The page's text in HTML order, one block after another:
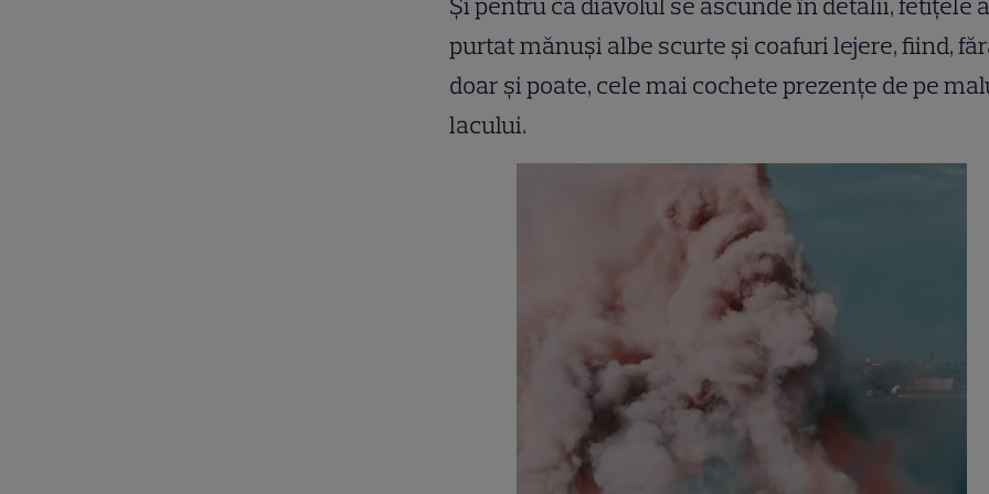
Și pentru că diavolul se ascunde în detalii, fetițele
purtat mănuși albe scurte și coafuri lejere, fiind,
doar și poate, cele mai cochete prezențe de pe
lacului.